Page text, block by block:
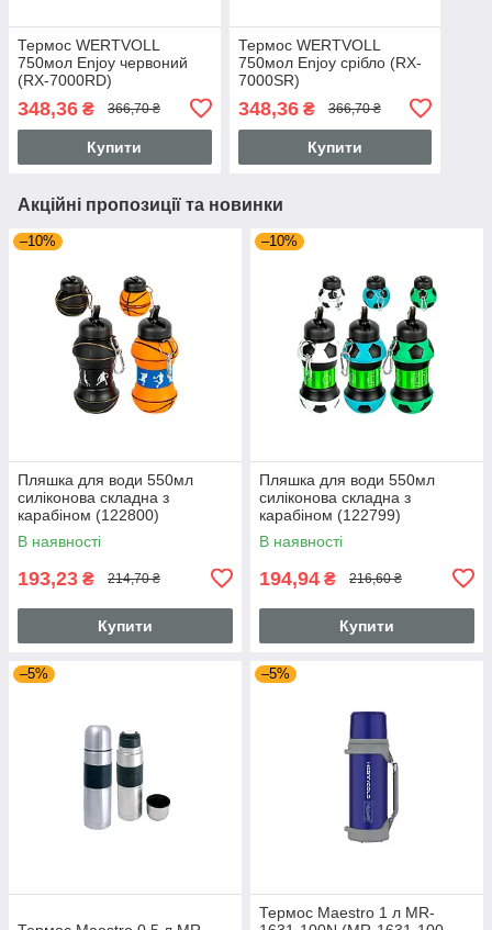
Термос WERTVOLL
750мол Enjoy червоний
(RX-7000RD)
348,36 ₴ 366,70 ₴
Купити
Термос WERTVOLL
750мол Enjoy срібло (RX-
7000SR)
348,36₴ 366,70 ₴
Купити
Акційні пропозиції та новинки
–10%
Пляшка для води 550мл
силіконова складна з
карабіном (122800)
В наявності
193,23 ₴ 214,70 ₴
Купити
–10%
Пляшка для води 550мл
силіконова складна з
карабіном (122799)
В наявності
194,94 ₴ 216,60 ₴
Купити
–5% –5%
Термос Maestro 1 л MR-